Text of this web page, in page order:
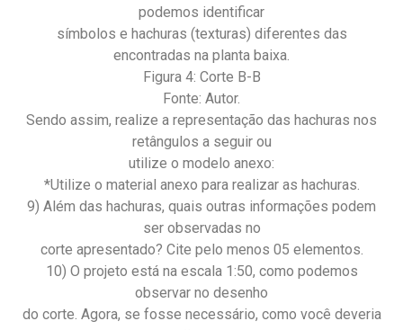
podemos identificar
símbolos e hachuras (texturas) diferentes das
encontradas na planta baixa.
Figura 4: Corte B-B
Fonte: Autor.
Sendo assim, realize a representação das hachuras nos
retângulos a seguir ou
utilize o modelo anexo:
*Utilize o material anexo para realizar as hachuras.
9) Além das hachuras, quais outras informações podem
ser observadas no
corte apresentado? Cite pelo menos 05 elementos.
10) O projeto está na escala 1:50, como podemos
observar no desenho
do corte. Agora, se fosse necessário, como você deveria